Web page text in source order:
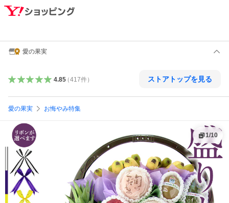
愛の果実
4.85（417件） ストアトップを見る
愛の果実 お悔やみ特集
1/10